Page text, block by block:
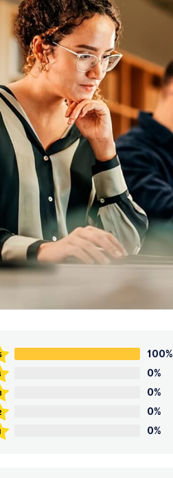
100%
0%
0%
0%
0%